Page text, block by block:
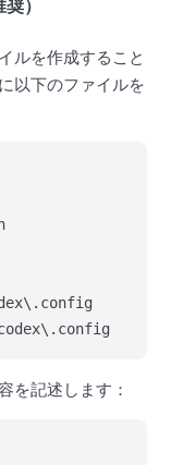
）
ルを作成すること
以下のファイルを
を記述します：